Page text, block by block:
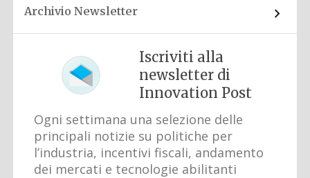
Archivio Newsletter
Iscriviti alla
newsletter di
Innovation Post
Ogni settimana una selezione delle
principali notizie su politiche per
l’industria, incentivi fiscali, andamento
dei mercati e tecnologie abilitanti